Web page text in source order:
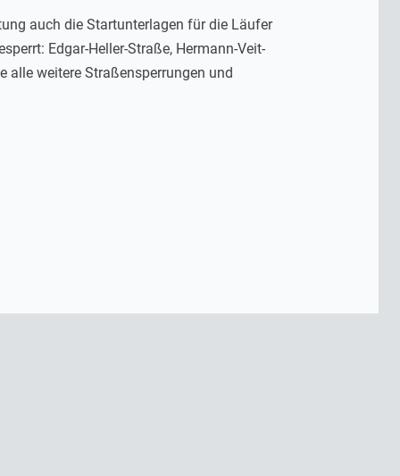
auch die Startunterlagen für die Läufer
Edgar-Heller-Straße, Hermann-Veit-
alle weitere Straßensperrungen und